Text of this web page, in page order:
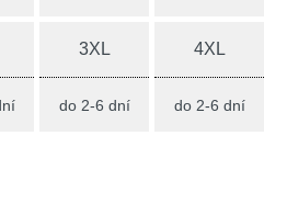
3XL
do 2-6 dní
4XL
do 2-6 dní